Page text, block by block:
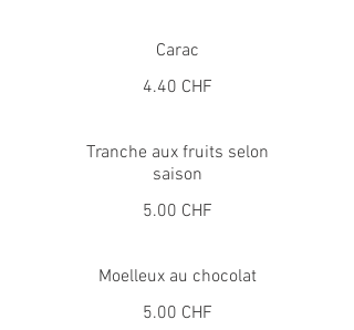
Carac
4.40 CHF
Tranche aux fruits selon
saison
5.00 CHF
Moelleux au chocolat
5.00 CHF